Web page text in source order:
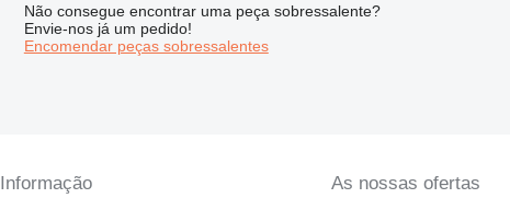
Não consegue encontrar uma peça sobressalente?
Envie-nos já um pedido!
Encomendar peças sobressalentes
Informação As nossas ofertas